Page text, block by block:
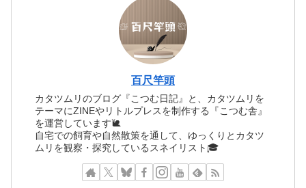
百尺竿頭
カタツムリのブログ『こつむ日記』と、カタツムリを
テーマにZINEやリトルプレスを制作する『こつむ舎』
を運営しています🐌
自宅での飼育や自然散策を通して、ゆっくりとカタツ
ムリを観察・探究しているスネイリスト🎓